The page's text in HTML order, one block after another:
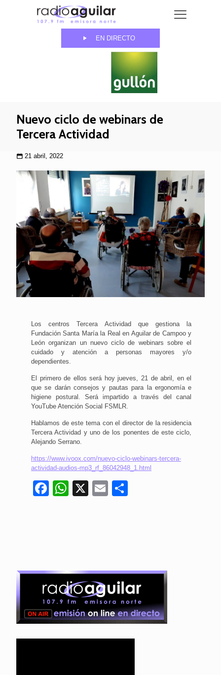
EN DIRECTO
Nuevo ciclo de webinars de
Tercera Actividad
21 abril, 2022
Los centros Tercera Actividad que gestiona la
Fundación Santa María la Real en Aguilar de Campoo y
León organizan un nuevo ciclo de webinars sobre el
cuidado y atención a personas mayores y/o
dependientes.
El primero de ellos será hoy jueves, 21 de abril, en el
que se darán consejos y pautas para la ergonomía e
higiene postural. Será impartido a través del canal
YouTube Atención Social FSMLR.
Hablamos de este tema con el director de la residencia
Tercera Actividad y uno de los ponentes de este ciclo,
Alejando Serrano.
https://www.ivoox.com/nuevo-ciclo-webinars-tercera-
actividad-audios-mp3_rf_86042948_1.html
Facebook
WhatsApp
X Email